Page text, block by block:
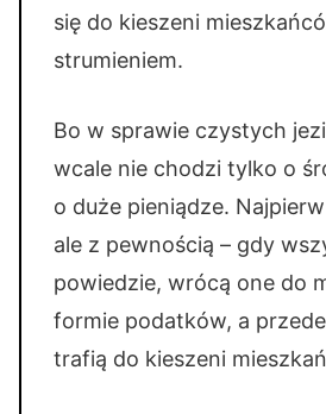
się do kieszeni
strumieniem.
Bo w sprawie czystych
wcale nie chodzi tylko o
o duże pieniądze.
ale z pewnością – gdy
powiedzie, wrócą one do
formie podatków, a
trafią do kieszeni